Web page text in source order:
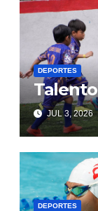
DEPORTES
JUL 3, 2026
DEPORTES